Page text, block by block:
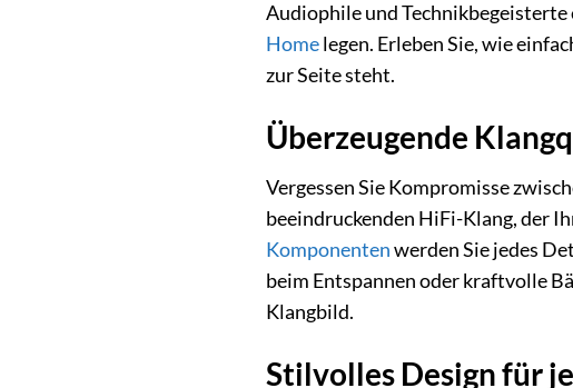
Audiophile und
Homelegen. Erleben Sie, wie
zur Seite steht.
Überzeugende
Vergessen Sie Kompromisse
beeindruckenden HiFi-Klang, der
Komponentenwerden Sie jedes
beim Entspannen oder kraftvolle
Klangbild.
Stilvolles Design für